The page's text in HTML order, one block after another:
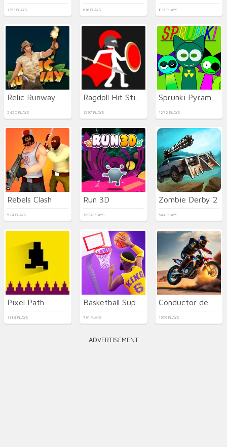
1353 PLAYS 616 PLAYS 838 PLAYS
Relic Runway
2420 PLAYS 1297 PLAYS 1272 PLAYS
Rebels Clash
524 PLAYS
Run 3D
1804 PLAYS
Zombie Derby 2
544 PLAYS
Pixel Path
1184 PLAYS 791 PLAYS 1979 PLAYS
ADVERTISEMENT